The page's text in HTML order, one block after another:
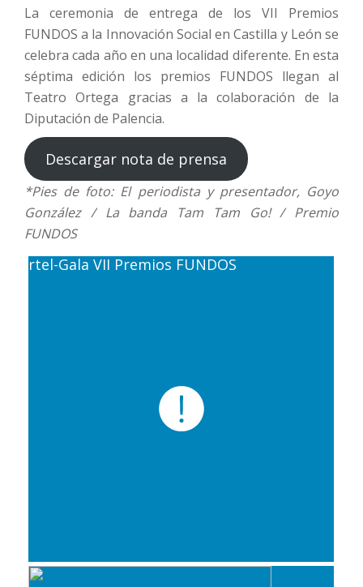
La ceremonia de entrega de los VII Premios
FUNDOS a la Innovación Social en Castilla y León se
celebra cada año en una localidad diferente. En esta
séptima edición los premios FUNDOS llegan al
Teatro Ortega gracias a la colaboración de la
Diputación de Palencia.
Descargar nota de prensa
*Pies de foto: El periodista y presentador, Goyo
González / La banda Tam Tam Go! / Premio
FUNDOS